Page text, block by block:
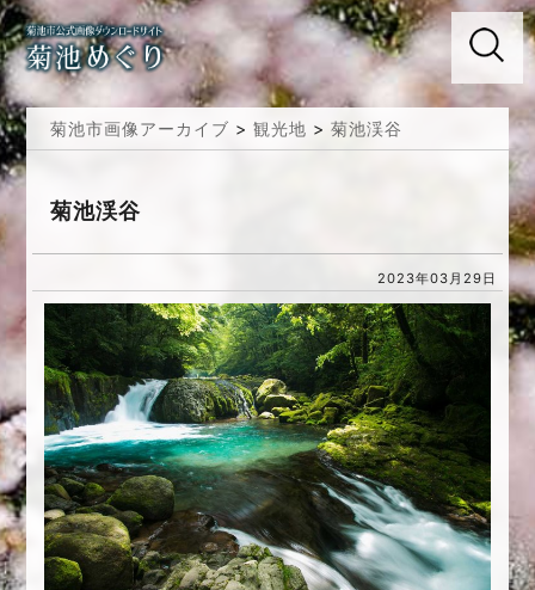
菊池市画像アーカイブ > 観光地 > 菊池渓谷
菊池渓谷
2023年03月29日